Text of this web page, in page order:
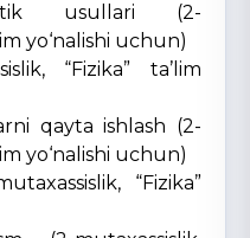
usullari (2-
yo‘nalishi uchun)
“Fizika” ta’lim
qayta ishlash (2-
yo‘nalishi uchun)
“Fizika”